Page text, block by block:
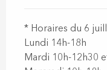
* Horaires du 6
Lundi 14h-18h
Mardi 10h-12h30